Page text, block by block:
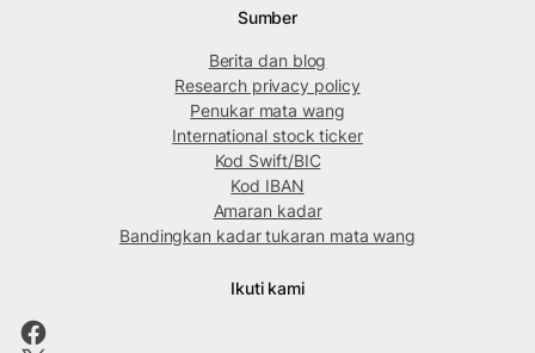
Sumber
Berita dan blog
Research privacy policy
Penukar mata wang
International stock ticker
Kod Swift/BIC
Kod IBAN
Amaran kadar
Bandingkan kadar tukaran mata wang
Ikuti kami